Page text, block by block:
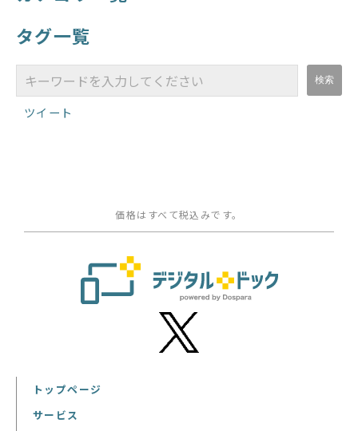
タグ一覧
ツイート
価格はすべて税込みです。
トップページ
サービス